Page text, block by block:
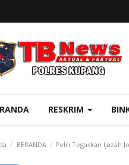
RESKRIM
BERANDA Polri Tegaskan Ijazah